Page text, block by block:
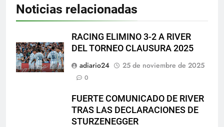
Noticias relacionadas
RACING ELIMINO 3-2 A RIVER
DEL TORNEO CLAUSURA 2025
adiario24
25 de noviembre de 2025
0
FUERTE COMUNICADO DE RIVER
TRAS LAS DECLARACIONES DE
STURZENEGGER